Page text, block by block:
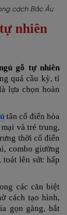
cách Bắc Âu
nhiên
gỗ tự nhiên
quá cầu kỳ, tỉ
lựa chọn hoàn
tân cổ điển hòa
và trẻ trung,
thời cổ điển
combo giường
lên sức hấp
các căn biệt
cách tạo hình,
gọn gàng, bắt